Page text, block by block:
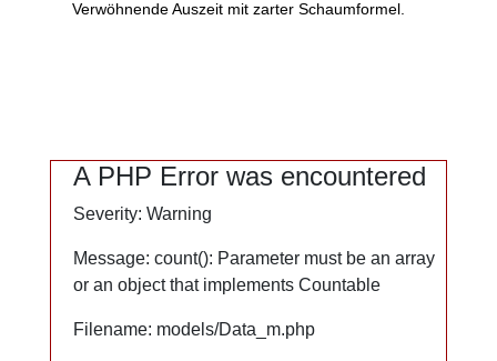
Verwöhnende Auszeit. Zarte Schaumformel mit
Alkaliseifen
Verwöhnende Auszeit mit zarter Schaumformel.
A PHP Error was encountered
Severity: Warning
Message: count(): Parameter must be an array
or an object that implements Countable
Filename: models/Data_m.php
A PHP Error was encountered
Severity: Warning
Message: count(): Parameter must be an array
or an object that implements Countable
Filename: models/Data_m.php